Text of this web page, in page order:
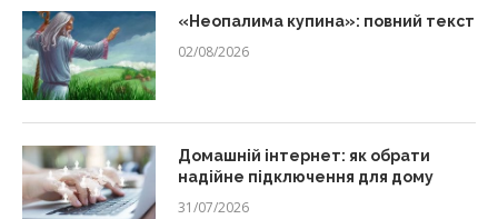
«Неопалима купина»: повний текст
02/08/2026
Домашній інтернет: як обрати
надійне підключення для дому
31/07/2026